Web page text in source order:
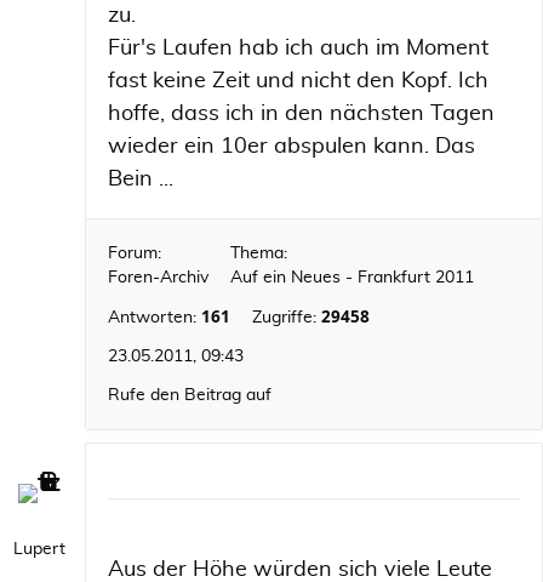
zu.
Für's Laufen hab ich auch im Moment
fast keine Zeit und nicht den Kopf. Ich
hoffe, dass ich in den nächsten Tagen
wieder ein 10er abspulen kann. Das
Bein ...
Forum:
Foren-Archiv
Thema:
Auf ein Neues - Frankfurt 2011
Antworten: 161 Zugriffe: 29458
23.05.2011, 09:43
Rufe den Beitrag auf
Lupert
Aus der Höhe würden sich viele Leute